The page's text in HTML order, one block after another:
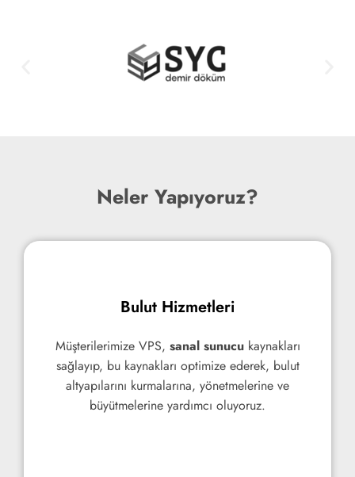
Neler Yapıyoruz?
Bulut Hizmetleri
Müşterilerimize VPS, sanal sunucu kaynakları
sağlayıp, bu kaynakları optimize ederek, bulut
altyapılarını kurmalarına, yönetmelerine ve
büyütmelerine yardımcı oluyoruz.
Bulut Hizmetleri
Müşterilerimizesanal sunucukaynakları sağlayıp,
bu kaynakları optimize ederek, bulut altyapılarını
kurmalarına, yönetmelerine ve büyütmelerine
yardımcı oluyoruz.